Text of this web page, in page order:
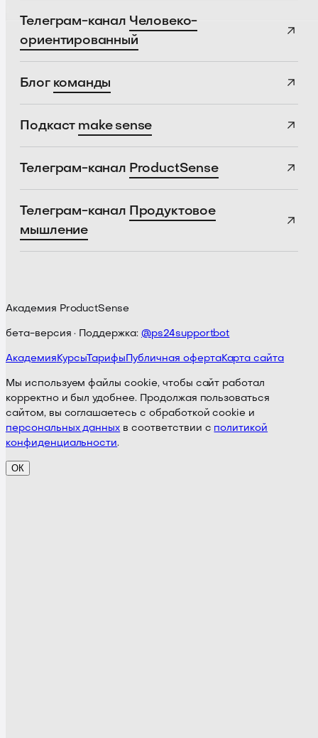
Телеграм-канал Человеко-
ориентированный
Блог команды
Подкаст make sense
Телеграм-канал ProductSense
Телеграм-канал Продуктовое
мышление
Академия ProductSense
бета-версия · Поддержка: @ps24supportbot
Академия КурсыТарифы Публичная офертаКарта сайта
Мы используем файлы cookie, чтобы сайт работал
корректно и был удобнее. Продолжая пользоваться
сайтом, вы соглашаетесь с обработкой cookie и
персональных данных в соответствии с политикой
конфиденциальности.
ОК